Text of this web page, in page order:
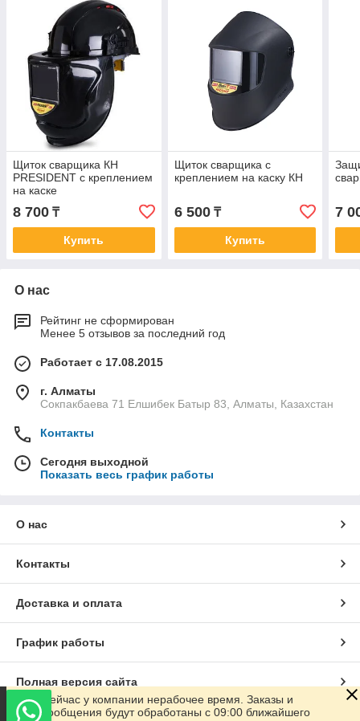
Щиток сварщика КН
PRESIDENT с креплением
на каске
8 700 ₸
Купить
Щиток сварщика с
креплением на каску КН
6 500₸
Купить
7
О нас
Рейтинг не сформирован
Менее 5 отзывов за последний год
Работает с 17.08.2015
г. Алматы
Сокпакбаева 71 Елшибек Батыр 83, Алматы, Казахстан
Контакты
Сегодня выходной
Показать весь график работы
О нас
Контакты
Доставка и оплата
График работы
Полная версия сайта
Сейчас у компании нерабочее время. Заказы и
сообщения будут обработаны с 09:00 ближайшего